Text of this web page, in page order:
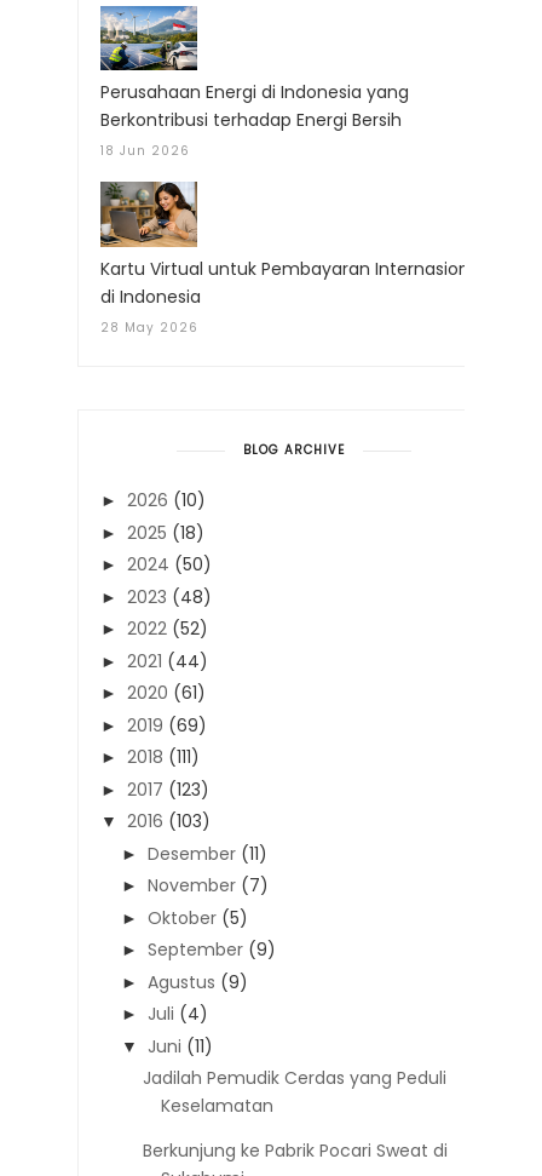
Perusahaan Energi di Indonesia yang
Berkontribusi terhadap Energi Bersih
18 Jun 2026
Kartu Virtual untuk Pembayaran Internasional
di Indonesia
28 May 2026
BLOG ARCHIVE
► 2026 (10)
► 2025 (18)
► 2024 (50)
► 2023 (48)
► 2022 (52)
► 2021 (44)
► 2020 (61)
► 2019 (69)
► 2018 (111)
► 2017 (123)
▼ 2016 (103)
► Desember (11)
► November (7)
► Oktober (5)
► September (9)
► Agustus (9)
► Juli (4)
▼ Juni (11)
Jadilah Pemudik Cerdas yang Peduli
Keselamatan
Berkunjung ke Pabrik Pocari Sweat di